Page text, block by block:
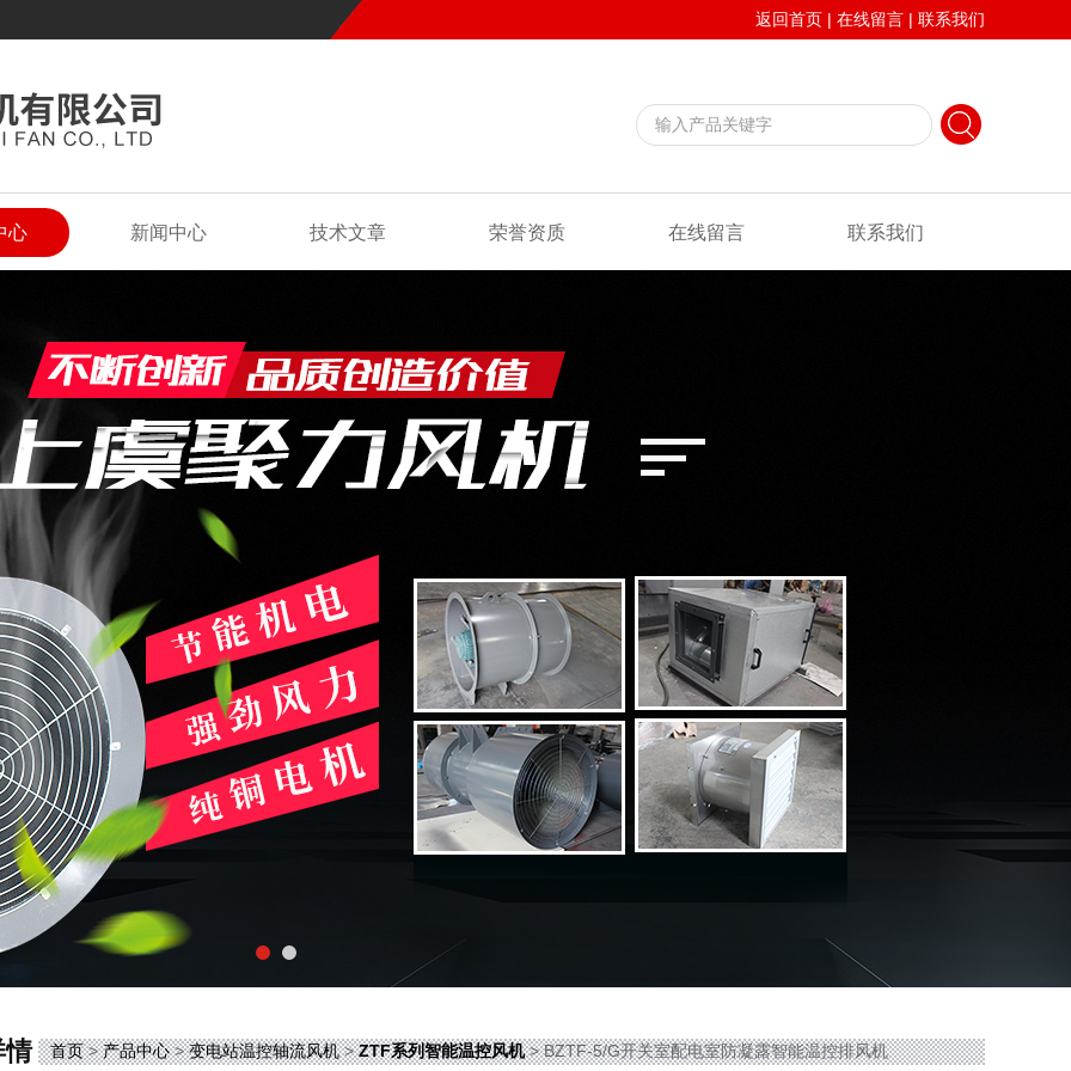
返回首页 | 在线留言 | 联系我们
心 新闻中心 技术文章 荣誉资质 在线留言 联系我们
情 首页>产品中心>变电站温控轴流风机>ZTF系列智能温控风机> BZTF-5/G开关室配电室防凝露智能温控排风机